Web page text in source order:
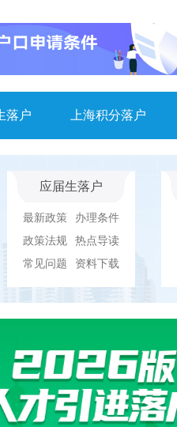
落户 上海积分落户
应届生落户
最新政策
办理条件
政策法规
热点导读
常见问题
资料下载